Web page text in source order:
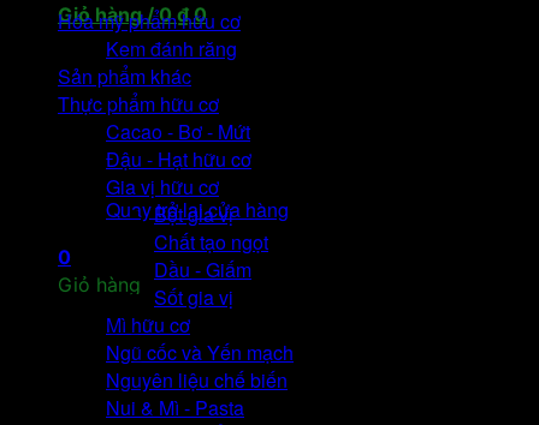
Giỏ hàng /0₫ 0
Chưa có sản phẩm trong giỏ hàng.
Quay trở lại cửa hàng
0
Giỏ hàng
Hóa mỹ phẩm hữu cơ
Kem đánh răng
Sản phẩm khác
Thực phẩm hữu cơ
Cacao - Bơ - Mứt
Đậu - Hạt hữu cơ
Gia vị hữu cơ
Bột gia vị
Chất tạo ngọt
Dầu - Giấm
Sốt gia vị
Mì hữu cơ
Ngũ cốc và Yến mạch
Nguyên liệu chế biến
Nui & Mì - Pasta